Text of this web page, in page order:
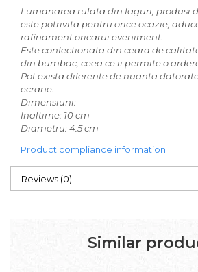
Lumanarea rulata din faguri, produsi
este potrivita pentru orice ocazie,
rafinament oricarui eveniment.
Este confectionata din ceara de
din bumbac, ceea ce ii permite o
Pot exista diferente de nuanta
ecrane.
Dimensiuni:
Inaltime: 10 cm
Diametru: 4.5 cm
Product compliance information
Reviews (0)
Similar